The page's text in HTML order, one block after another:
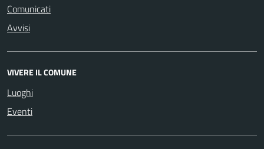
Comunicati
Avvisi
VIVERE IL COMUNE
Luoghi
Eventi